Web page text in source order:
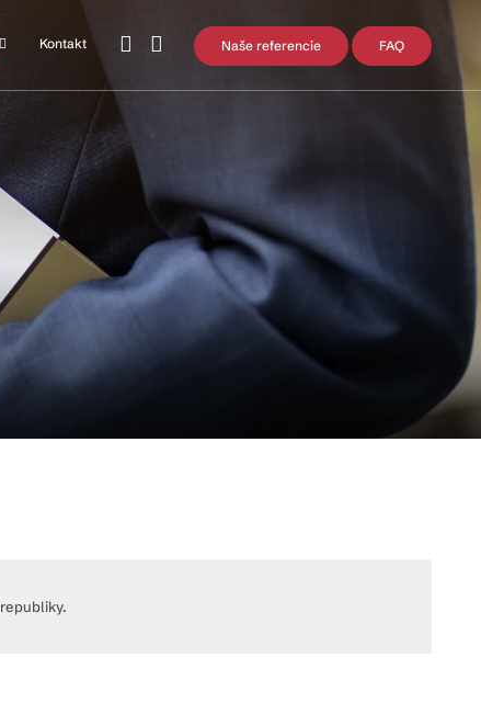
Kontakt Naše referencie FAQ